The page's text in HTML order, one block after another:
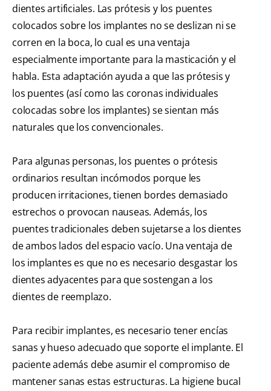
dientes artificiales. Las prótesis y los puentes
colocados sobre los implantes no se deslizan ni se
corren en la boca, lo cual es una ventaja
especialmente importante para la masticación y el
habla. Esta adaptación ayuda a que las prótesis y
los puentes (así como las coronas individuales
colocadas sobre los implantes) se sientan más
naturales que los convencionales.
Para algunas personas, los puentes o prótesis
ordinarios resultan incómodos porque les
producen irritaciones, tienen bordes demasiado
estrechos o provocan nauseas. Además, los
puentes tradicionales deben sujetarse a los dientes
de ambos lados del espacio vacío. Una ventaja de
los implantes es que no es necesario desgastar los
dientes adyacentes para que sostengan a los
dientes de reemplazo.
Para recibir implantes, es necesario tener encías
sanas y hueso adecuado que soporte el implante. El
paciente además debe asumir el compromiso de
mantener sanas estas estructuras. La higiene bucal